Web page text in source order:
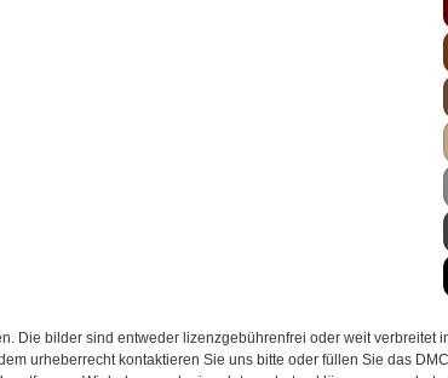
Die bilder sind entweder lizenzgebührenfrei oder weit verbreitet
urheberrecht kontaktieren Sie uns bitte oder füllen Sie das